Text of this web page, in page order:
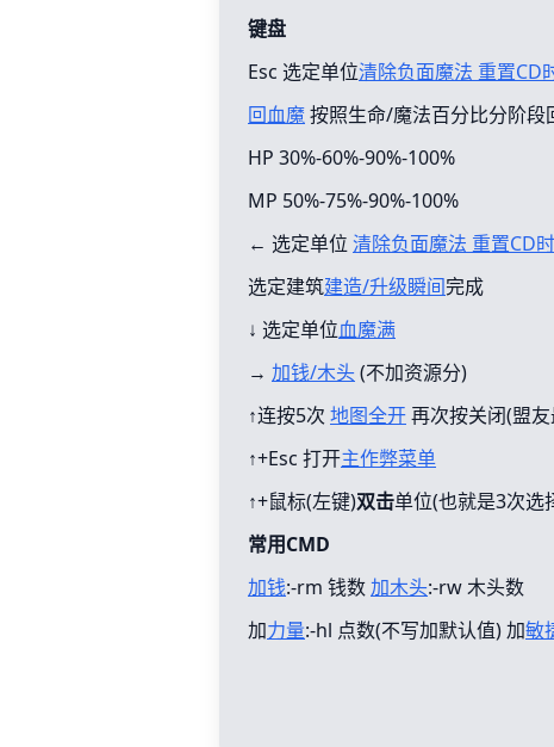
键盘
Esc 选定单位清除负面魔法 重置CD
回血魔按照生命/魔法百分比分阶段
HP 30%-60%-90%-100%
MP 50%-75%-90%-100%
← 选定单位 清除负面魔法 重置CD
选定建筑建造/升级瞬间完成
↓ 选定单位血魔满
→ 加钱/木头(不加资源分)
↑连按5次 地图全开再次按关闭(盟
↑+Esc 打开主作弊菜单
↑+鼠标(左键)双击单位(也就是3次选
常用CMD
加钱:-rm 钱数加木头:-rw 木头数
加力量:-hl 点数(不写加默认值) 加敏